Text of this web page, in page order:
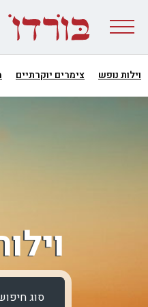
וילות נופש צימרים יוקרתיים
סוג